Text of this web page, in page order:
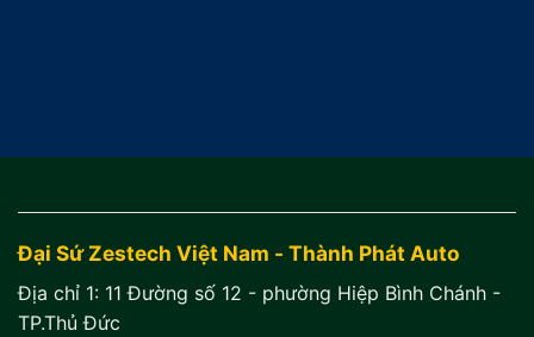
Đại Sứ Zestech Việt Nam - Thành Phát Auto
Địa chỉ 1: 11 Đường số 12 - phường Hiệp Bình Chánh -
TP.Thủ Đức